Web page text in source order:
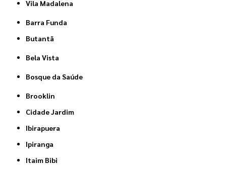
Vila Madalena
Barra Funda
Butantã
Bela Vista
Bosque da Saúde
Brooklin
Cidade Jardim
Ibirapuera
Ipiranga
Itaim Bibi